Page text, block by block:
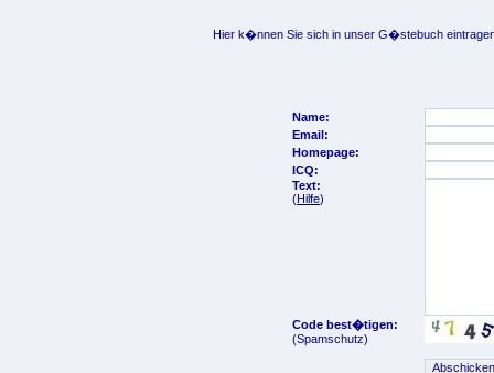
Hier k�nnen Sie sich in unser G�stebuch
Name:
Email:
Homepage:
ICQ:
Text:
(Hilfe)
Code best�tigen:
(Spamschutz)